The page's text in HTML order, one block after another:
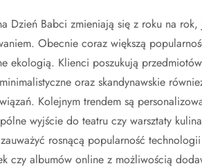
Dzień Babci zmieniają się z roku na
Obecnie coraz większą
ekologią. Klienci poszukują
oraz skandynawskie
Kolejnym trendem są
wyjście do teatru czy warsztaty
rosnącą popularność
czy albumów online z możliwością